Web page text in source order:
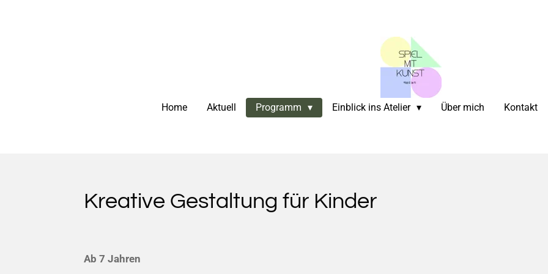
Home Aktuell Programm Einblick ins Atelier Über mich Kontakt
Kreative Gestaltung für Kinder
Ab 7 Jahren